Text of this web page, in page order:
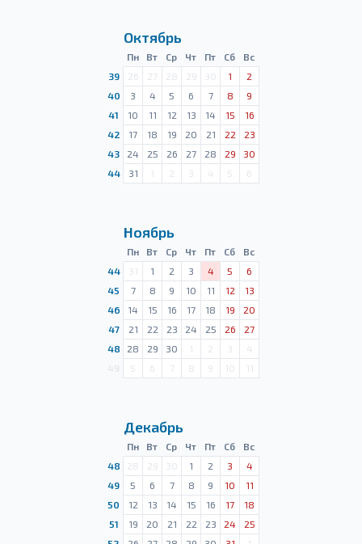
Октябрь
Пн Вт Ср Чт Пт Сб
Вс
39
26 27 28 29 30 1
2
40
3 4 5 6 7 8
9
41
10 11 12 13 14 15
16
42
17 18 19 20 21 22
23
43
24 25 26 27 28 29
30
44
31 1 2 3 4 5 6
Ноябрь
Пн Вт Ср Чт Пт Сб
Вс
44
31 1 2 3 4 5
6
45
7 8 9 10 11 12
13
46
14 15 16 17 18 19
20
47
21 22 23 24 25 26
27
48
28 29 30 1 2 3
4
5 6 7 8 9 10 11
Декабрь
Пн Вт Ср Чт Пт Сб
Вс
48
28 29 30 1 2 3
4
49
5 6 7 8 9 10
11
50
12 13 14 15 16 17
18
51
19 20 21 22 23 24
25